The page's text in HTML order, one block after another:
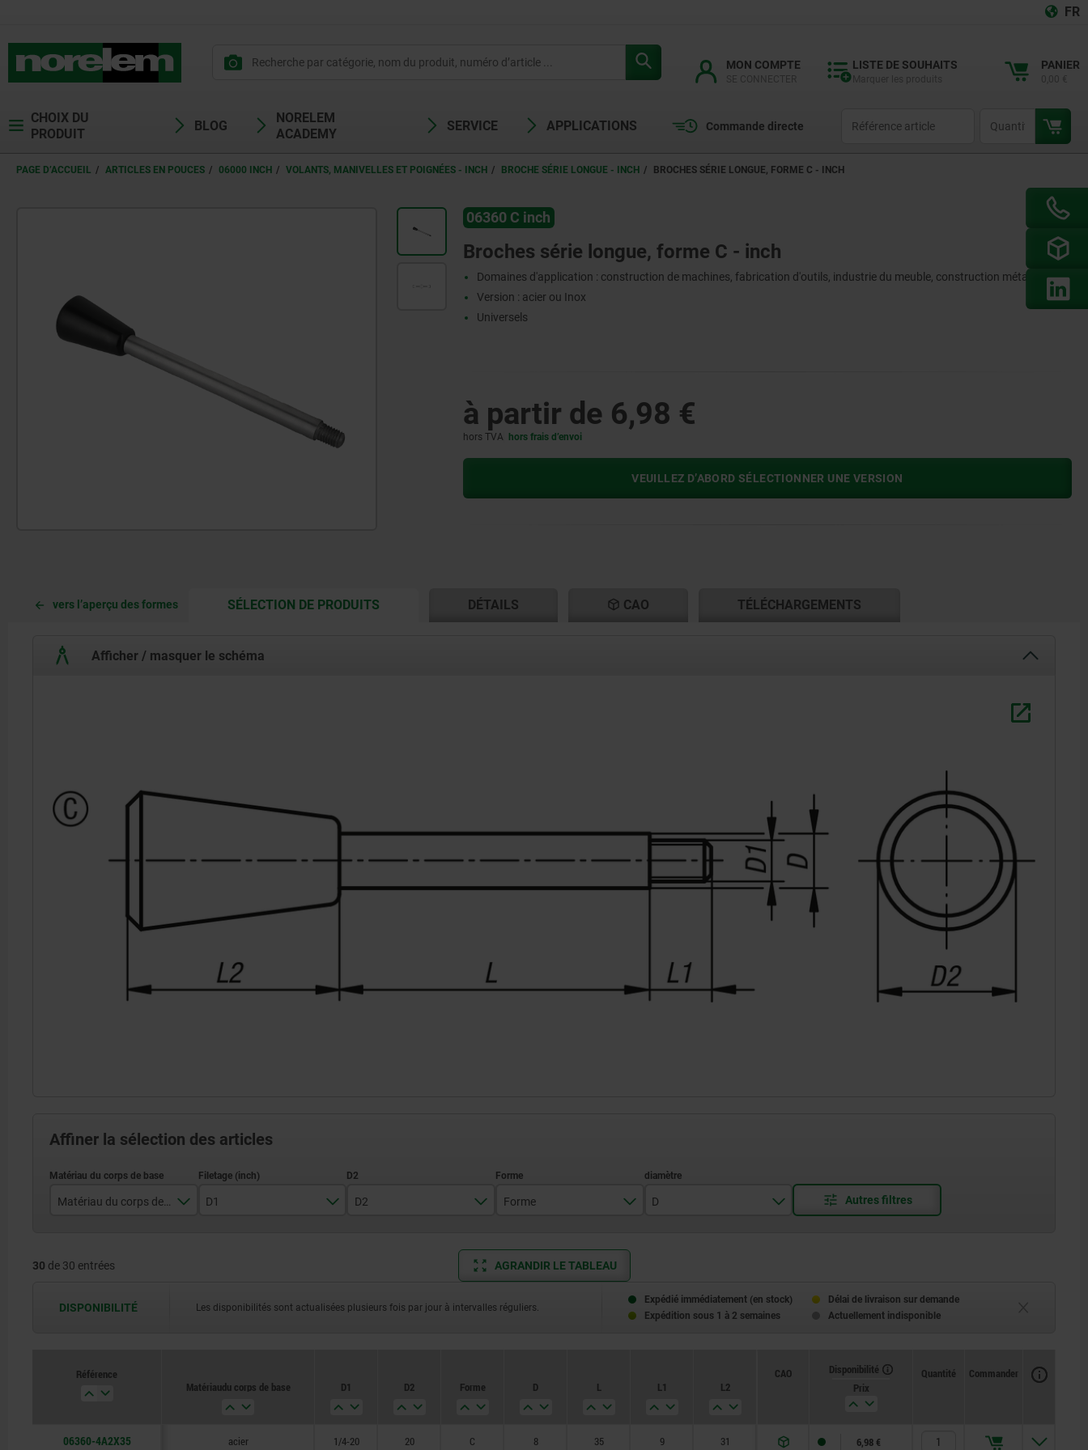
FR
MON COMPTE LISTE DE SOUHAITS PANIER
CHOIX DU
PRODUIT
BLOG
NORELEM
ACADEMY
SERVICE APPLICATIONS Commande directe
PAGE D’ACCUEIL ARTICLES EN POUCES 06000 INCH VOLANTS, MANIVELLES ET POIGNÉES - INCH BROCHE SÉRIE LONGUE - INCH BROCHES SÉRIE LONGUE, FORME C - INCH
06360 C inch
Broches série longue, forme C - inch
Domaines d'application : construction de machines, fabrication d'outils, industrie du meuble, construction métallique
Version : acier ou Inox
Universels
à partir de 6,98 €
hors TVA hors frais d’envoi
VEUILLEZ D’ABORD SÉLECTIONNER UNE VERSION
vers l’aperçu des formes SÉLECTION DE PRODUITSCURRENT
CURRENT
DÉTAILS CAO TÉLÉCHARGEMENTS
Afficher / masquer le schéma
Affiner la sélection des articles
Matériau du corps de base
acier inoxydable
D1 D2 Forme D
12
30 de 30 entrées AGRANDIR LE TABLEAU
DISPONIBILITÉ Les disponibilités sont actualisées plusieurs fois par jour à intervalles réguliers.
Expédié immédiatement (en stock)
Délai de livraison sur demande
Expédition sous 1 à 2 semaines
Actuellement indisponible
Référence
Matériau du corps de base
D1 D2 Forme D L L1 L2
CAO
Disponibilité
Prix
Quantité Commander
06360-4A2X35 acier 1/4-20 20 C 8 35 9 31 6,98 €